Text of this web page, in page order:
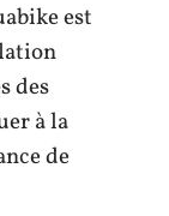
est
des
à la
de